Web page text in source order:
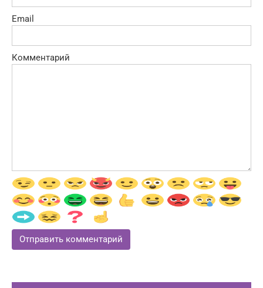
Email
Комментарий